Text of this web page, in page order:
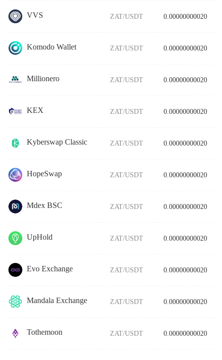
VVS ZAT/USDT 0.00000000020
Komodo Wallet ZAT/USDT 0.00000000020
Millionero ZAT/USDT 0.00000000020
KEX ZAT/USDT 0.00000000020
Kyberswap Classic ZAT/USDT 0.00000000020
HopeSwap ZAT/USDT 0.00000000020
Mdex BSC ZAT/USDT 0.00000000020
UpHold ZAT/USDT 0.00000000020
Evo Exchange ZAT/USDT 0.00000000020
Mandala Exchange ZAT/USDT 0.00000000020
Tothemoon ZAT/USDT 0.00000000020